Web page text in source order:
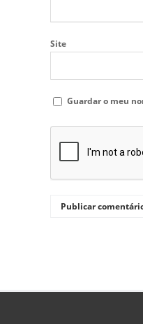
Site
Guardar o meu